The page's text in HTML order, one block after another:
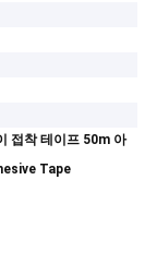
접착 테이프 50m 아
Tape